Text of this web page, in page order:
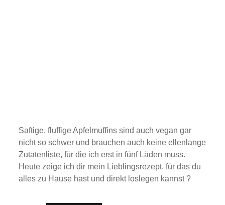
Saftige, fluffige Apfelmuffins sind auch vegan gar
nicht so schwer und brauchen auch keine ellenlange
Zutatenliste, für die ich erst in fünf Läden muss.
Heute zeige ich dir mein Lieblingsrezept, für das du
alles zu Hause hast und direkt loslegen kannst ?